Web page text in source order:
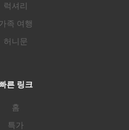
럭셔리
족 여행
허니문
른 링크
홈
특가